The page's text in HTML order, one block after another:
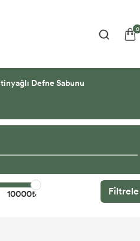
0
Defne Sabunu
10000₺ Filtrele